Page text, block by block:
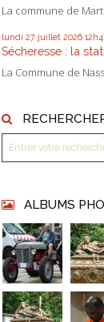
La commune de
lundi 27 juillet 2026
Sécheresse : la
La Commune de
ALBUMS